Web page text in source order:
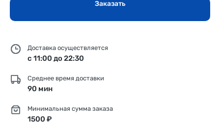
Заказать
Доставка осуществляется
с 11:00 до 22:30
Среднее время доставки
90 мин
Минимальная сумма заказа
1500 ₽